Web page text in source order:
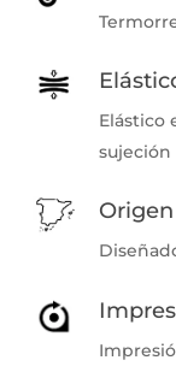
Elástico
sujeción
Origen